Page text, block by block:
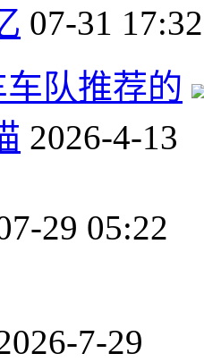
07-31 17:32
队推荐的
2026-4-13
29 05:22
7-29